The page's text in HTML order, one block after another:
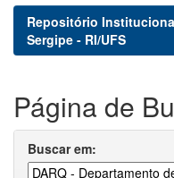
Repositório
Sergipe - RI/UFS
Página de
Buscar em: